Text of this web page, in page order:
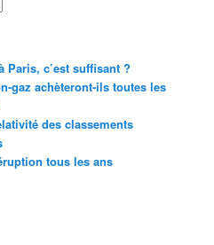
Paris, c’est suffisant ?
gaz achèteront-ils toutes les
des classements
tous les ans